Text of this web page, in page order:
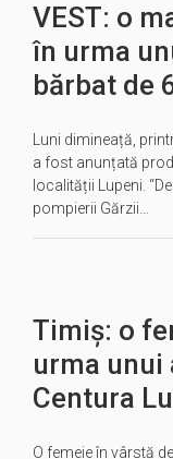
VEST: o
în urma
bărbat de
Luni dimineață,
a fost anunțată
localității Lupeni.
pompierii Gărzii…
Timiș: o
urma unui
Centura
O femeie în vârstă